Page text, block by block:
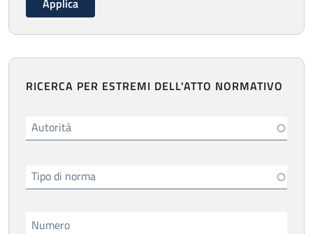
RICERCA PER ESTREMI DELL'ATTO NORMATIVO
Autorità
Tipo di norma
Numero